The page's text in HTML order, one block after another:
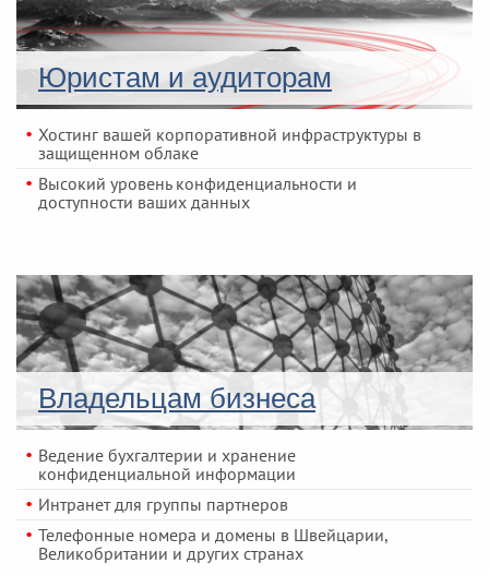
Юристам и аудиторам
Хостинг вашей корпоративной инфраструктуры в
защищенном облаке
Высокий уровень конфиденциальности и
доступности ваших данных
Владельцам бизнеса
Ведение бухгалтерии и хранение
конфиденциальной информации
Интранет для группы партнеров
Телефонные номера и домены в Швейцарии,
Великобритании и других странах